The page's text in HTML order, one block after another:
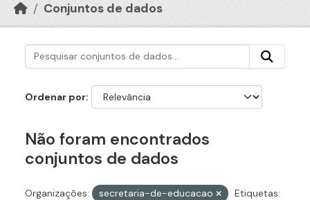
Conjuntos de dados
Ordenar por
Não foram encontrados
conjuntos de dados
Organizações: secretaria-de-educacao
Etiquetas: